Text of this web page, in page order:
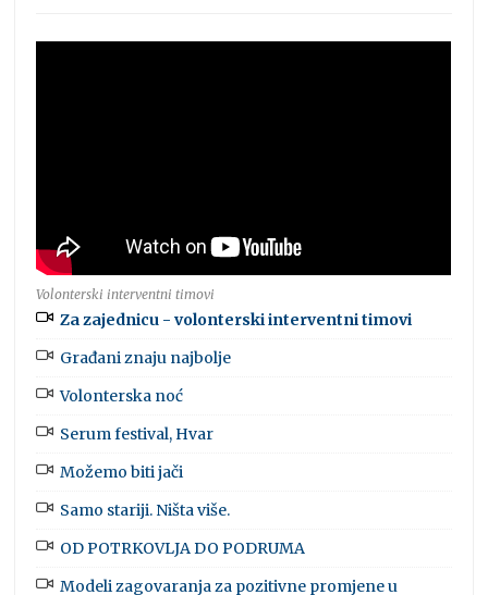
Volonterski interventni timovi
Za zajednicu - volonterski interventni timovi
Građani znaju najbolje
Volonterska noć
Serum festival, Hvar
Možemo biti jači
Samo stariji. Ništa više.
OD POTRKOVLJA DO PODRUMA
Modeli zagovaranja za pozitivne promjene u